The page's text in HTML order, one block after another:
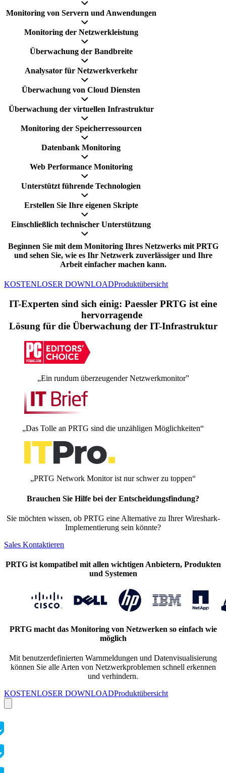
Monitoring von Servern und Anwendungen
Monitoring der Netzwerkleistung
Überwachung der Bandbreite
Analysator für Netzwerkverkehr
Überwachung von Cloud Diensten
Überwachung der virtuellen Infrastruktur
Monitoring der Speicherressourcen
Datenbank Monitoring
Web Performance Monitoring
Unterstützt führende Technologien
Erstellen Sie Ihre eigenen Skripte
Einschließlich technischer Unterstützung
Beginnen Sie mit dem Monitoring Ihres Netzwerks mit PRTG
und sehen Sie, wie es Ihr Netzwerk zuverlässiger und Ihre
Arbeit einfacher machen kann.
KOSTENLOSER DOWNLOADProduktübersicht
IT-Experten sind sich einig: Paessler PRTG ist eine
hervorragende
Lösung für die Überwachung der IT-Infrastruktur
„Ein rundum überzeugender Netzwerkmonitor”
„Das Tolle an PRTG sind die unzähligen Möglichkeiten“
„PRTG Network Monitor ist nur schwer zu toppen“
Brauchen Sie Hilfe bei der Entscheidungsfindung?
Sie möchten wissen, ob PRTG eine Alternative zu Ihrer Wireshark-
Implementierung sein könnte?
Sales Kontaktieren
PRTG ist kompatibel mit allen wichtigen Anbietern, Produkten
und Systemen
PRTG macht das Monitoring von Netzwerken so einfach wie
möglich
Mit benutzerdefinierten Warnmeldungen und Datenvisualisierung
können Sie alle Arten von Netzwerkproblemen schnell erkennen
und verhindern.
KOSTENLOSER DOWNLOADProduktübersicht